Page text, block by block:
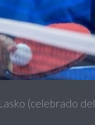
(celebrado